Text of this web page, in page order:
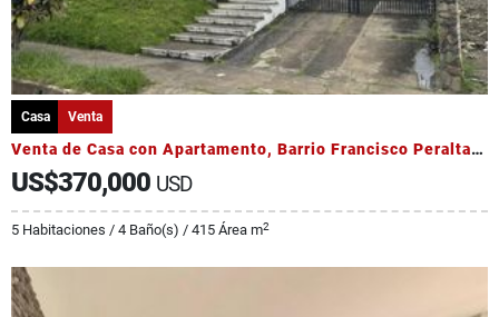
Casa Venta
Venta de Casa con Apartamento, Barrio Francisco Peralta, Catedral
US$370,000 USD
5 Habitaciones / 4 Baño(s) / 415 Área m2